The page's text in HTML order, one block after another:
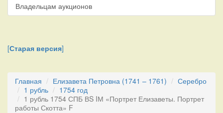
Владельцам аукционов
[Старая версия]
Главная Елизавета Петровна (1741 – 1761)
Серебро
1 рубль
1754 год
1 рубль 1754 СПБ ВS IМ «Портрет Елизаветы. Портрет
работы Скотта» F